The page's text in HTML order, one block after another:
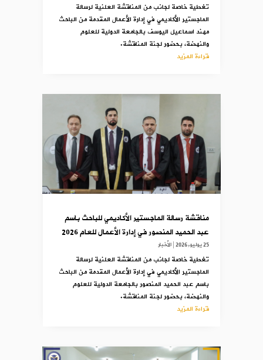
تغطية خاصة لجانب من المناقشة العلنية لرسالة
الماجستير الأكاديمي في إدارة الأعمال المقدمة من الباحث
مهند اسماعيل اليوسف بالجامعة الدولية للعلوم
والنهضة، بحضور لجنة المناقشة.
قراءة المزيد
مناقشة رسالة الماجستير الأكاديمي للباحث باسم
عبد الحميد المنصور في إدارة الأعمال للعام 2026
25 يوليو,2026 |الأخبار
تغطية خاصة لجانب من المناقشة العلنية لرسالة
الماجستير الأكاديمي في إدارة الأعمال المقدمة من الباحث
باسم عبد الحميد المنصور بالجامعة الدولية للعلوم
والنهضة، بحضور لجنة المناقشة.
قراءة المزيد